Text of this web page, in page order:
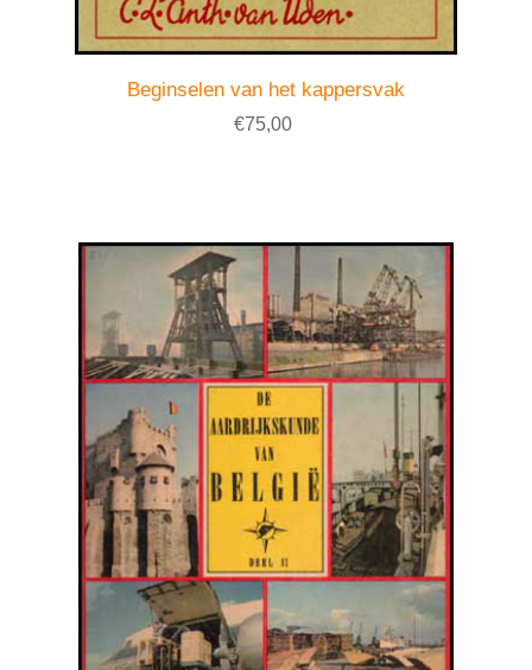
Beginselen van het kappersvak
€75,00